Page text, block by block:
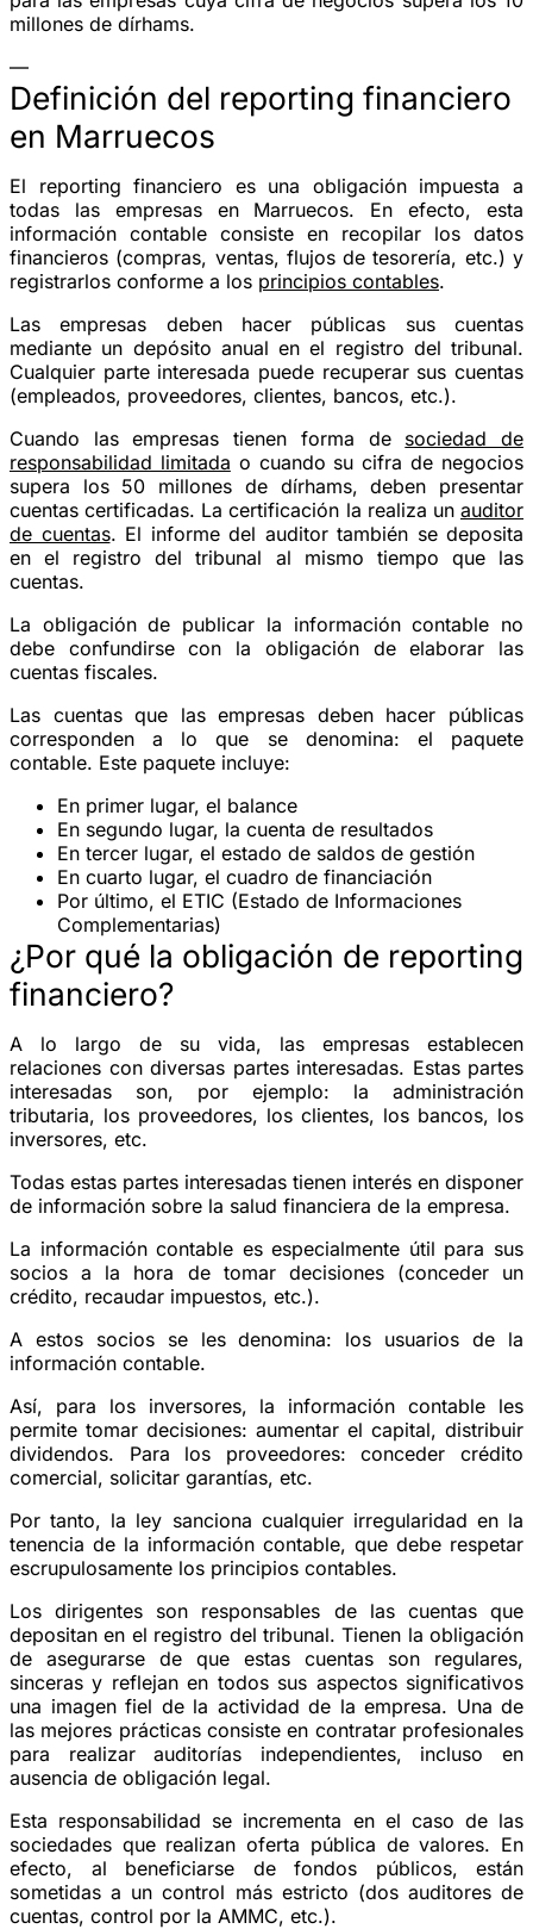
millones de dírhams.
—
Definición del reporting financiero
en Marruecos
El reporting financiero es una obligación impuesta a
todas las empresas en Marruecos. En efecto, esta
información contable consiste en recopilar los datos
financieros (compras, ventas, flujos de tesorería, etc.) y
registrarlos conforme a los principios contables.
Las empresas deben hacer públicas sus cuentas
mediante un depósito anual en el registro del tribunal.
Cualquier parte interesada puede recuperar sus cuentas
(empleados, proveedores, clientes, bancos, etc.).
Cuando las empresas tienen forma de sociedad de
responsabilidad limitada o cuando su cifra de negocios
supera los 50 millones de dírhams, deben presentar
cuentas certificadas. La certificación la realiza un auditor
de cuentas. El informe del auditor también se deposita
en el registro del tribunal al mismo tiempo que las
cuentas.
La obligación de publicar la información contable no
debe confundirse con la obligación de elaborar las
cuentas fiscales.
Las cuentas que las empresas deben hacer públicas
corresponden a lo que se denomina: el paquete
contable. Este paquete incluye:
En primer lugar, el balance
En segundo lugar, la cuenta de resultados
En tercer lugar, el estado de saldos de gestión
En cuarto lugar, el cuadro de financiación
Por último, el ETIC (Estado de Informaciones
Complementarias)
¿Por qué la obligación de reporting
financiero?
A lo largo de su vida, las empresas establecen
relaciones con diversas partes interesadas. Estas partes
interesadas son, por ejemplo: la administración
tributaria, los proveedores, los clientes, los bancos, los
inversores, etc.
Todas estas partes interesadas tienen interés en disponer
de información sobre la salud financiera de la empresa.
La información contable es especialmente útil para sus
socios a la hora de tomar decisiones (conceder un
crédito, recaudar impuestos, etc.).
A estos socios se les denomina: los usuarios de la
información contable.
Así, para los inversores, la información contable les
permite tomar decisiones: aumentar el capital, distribuir
dividendos. Para los proveedores: conceder crédito
comercial, solicitar garantías, etc.
Por tanto, la ley sanciona cualquier irregularidad en la
tenencia de la información contable, que debe respetar
escrupulosamente los principios contables.
Los dirigentes son responsables de las cuentas que
depositan en el registro del tribunal. Tienen la obligación
de asegurarse de que estas cuentas son regulares,
sinceras y reflejan en todos sus aspectos significativos
una imagen fiel de la actividad de la empresa. Una de
las mejores prácticas consiste en contratar profesionales
para realizar auditorías independientes, incluso en
ausencia de obligación legal.
Esta responsabilidad se incrementa en el caso de las
sociedades que realizan oferta pública de valores. En
efecto, al beneficiarse de fondos públicos, están
sometidas a un control más estricto (dos auditores de
cuentas, control por la AMMC, etc.).